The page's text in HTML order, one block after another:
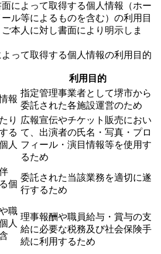
によって取得する個人情報（ホー
ル等によるものを含む）の利用目
本人に対し書面により明示しま
って取得する個人情報の利用目的
利用目的
報
指定管理事業者として堺市から
委託された各施設運営のため
り
る
人
広報宣伝やチケット販売におい
て、出演者の氏名・写真・プロ
フィール・演目情報等を使用す
るため
個
委託された当該業務を適切に遂
行するため
職
人
理事報酬や職員給与・賞与の支
給に必要な税務及び社会保険手
続に利用するため